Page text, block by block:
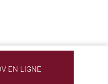
EN LIGNE